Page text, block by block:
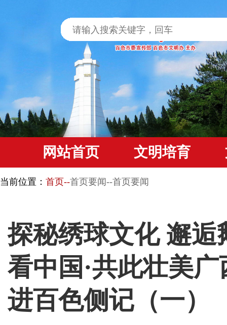
网站首页 文明培育
当前位置： 首页--首页要闻--首页要闻
探秘绣球文化 邂
看中国·共此壮美
进百色侧记（一）